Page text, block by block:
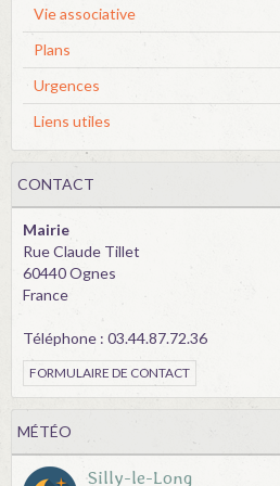
Vie associative
Plans
Urgences
Liens utiles
CONTACT
Mairie
Rue Claude Tillet
60440 Ognes
France
Téléphone : 03.44.87.72.36
FORMULAIRE DE CONTACT
MÉTÉO
Silly-le-Long